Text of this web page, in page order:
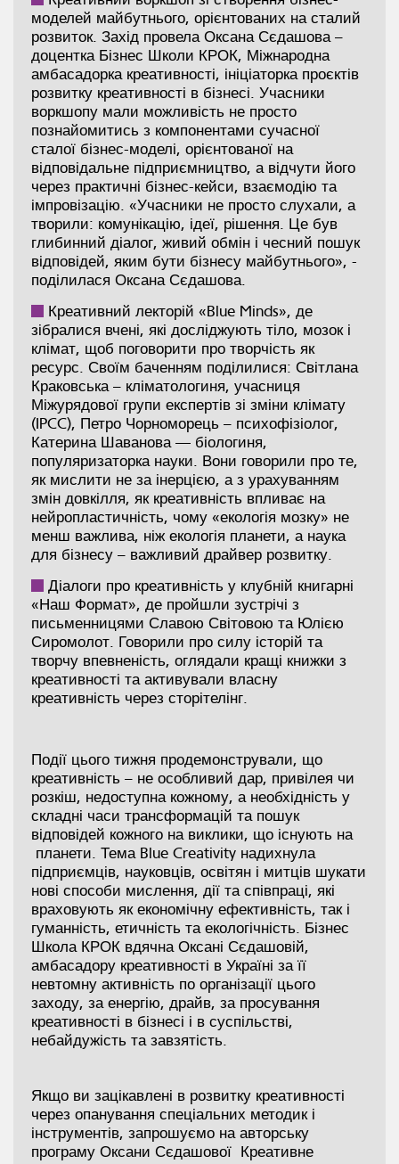
моделей майбутнього, орієнтованих на сталий
розвиток. Захід провела Оксана Сєдашова –
доцентка Бізнес Школи КРОК, Міжнародна
амбасадорка креативності, ініціаторка проєктів
розвитку креативності в бізнесі. Учасники
воркшопу мали можливість не просто
познайомитись з компонентами сучасної
сталої бізнес-моделі, орієнтованої на
відповідальне підприємництво, а відчути його
через практичні бізнес-кейси, взаємодію та
імпровізацію. «Учасники не просто слухали, а
творили: комунікацію, ідеї, рішення. Це був
глибинний діалог, живий обмін і чесний пошук
відповідей, яким бути бізнесу майбутнього», -
поділилася Оксана Сєдашова.
Креативний лекторій «Blue Minds», де
зібралися вчені, які досліджують тіло, мозок і
клімат, щоб поговорити про творчість як
ресурс. Своїм баченням поділилися: Світлана
Краковська – кліматологиня, учасниця
Міжурядової групи експертів зі зміни клімату
(IPCC), Петро Чорноморець – психофізіолог,
Катерина Шаванова — біологиня,
популяризаторка науки. Вони говорили про те,
як мислити не за інерцією, а з урахуванням
змін довкілля, як креативність впливає на
нейропластичність, чому «екологія мозку» не
менш важлива, ніж екологія планети, а наука
для бізнесу – важливий драйвер розвитку.
Діалоги про креативність у клубній книгарні
«Наш Формат», де пройшли зустрічі з
письменницями Славою Світовою та Юлією
Сиромолот. Говорили про силу історій та
творчу впевненість, оглядали кращі книжки з
креативності та активували власну
креативність через сторітелінг.
Події цього тижня продемонстрували, що
креативність – не особливий дар, привілея чи
розкіш, недоступна кожному, а необхідність у
складні часи трансформацій та пошук
відповідей кожного на виклики, що існують на
планети. Тема Blue Creativity надихнула
підприємців, науковців, освітян і митців шукати
нові способи мислення, дії та співпраці, які
враховують як економічну ефективність, так і
гуманність, етичність та екологічність. Бізнес
Школа КРОК вдячна Оксані Сєдашовій,
амбасадору креативності в Україні за її
невтомну активність по організації цього
заходу, за енергію, драйв, за просування
креативності в бізнесі і в суспільстві,
небайдужість та завзятість.
Якщо ви зацікавлені в розвитку креативності
через опанування спеціальних методик і
інструментів, запрошуємо на авторську
програму Оксани Сєдашової Креативне